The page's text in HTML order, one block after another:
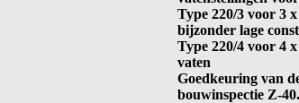
Type 220/3 voor 3
bijzonder lage
Type 220/4 voor 4
vaten
Goedkeuring van
bouwinspectie Z-